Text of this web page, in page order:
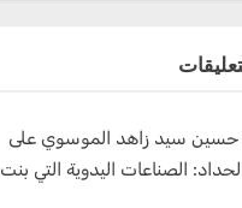
سيد زاهد الموسوي على
الصناعات اليدوية التي بنت